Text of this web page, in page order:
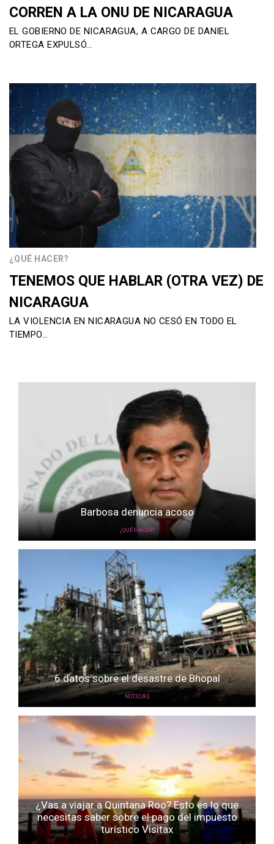
CORREN A LA ONU DE NICARAGUA
EL GOBIERNO DE NICARAGUA, A CARGO DE DANIEL
ORTEGA EXPULSÓ…
¿QUÉ HACER?
TENEMOS QUE HABLAR (OTRA VEZ) DE
NICARAGUA
LA VIOLENCIA EN NICARAGUA NO CESÓ EN TODO EL
TIEMPO…
Barbosa denuncia acoso
¿QUÉ HACER?
6 datos sobre el desastre de Bhopal
NOTICIAS
¿Vas a viajar a Quintana Roo? Esto es lo que
necesitas saber sobre el pago del impuesto
turístico Visitax